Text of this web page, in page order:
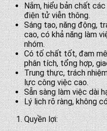
Nắm, hiểu bản chất
điện tử viễn thông.
Sáng tạo, năng động,
cao, có khả năng làm
nhóm.
Có tố chất tốt, đam
phân tích, tổng hợp,
Trung thực, trách
lực công việc cao.
Sẵn sàng làm việc dài
Lý lịch rõ ràng, không
Quyền lợi: